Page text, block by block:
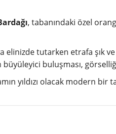
, tabanındaki özel
tutarken etrafa şık
buluşması,
yıldızı olacak modern bir